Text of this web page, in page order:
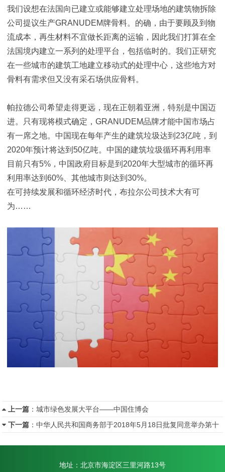
我们设想在法国向已建立或能够建立处理场地的建筑物拆除
公司提议生产GRANUDEM牌骨料。的确，由于要顾及到物
流成本，再生材料不宜做长距离的运输，因此我们打算在全
法国境内建立一系列的处理平台，包括临时的。我们正研究
在一些城市的建筑工地建立移动式的处理中心，这些地方对
骨料有需求但又没有采石场供应骨料。
帕拉德公司希望走得更远，现在正朝着亚洲，特别是中国迈
进。只有现将模式确定，GRANUDEM品牌才能中国市场占
有一席之地。中国现在每年产生的建筑垃圾达到23亿吨，到
2020年预计将达到50亿吨。中国的建筑垃圾循环再利用率
目前只有5%，中国政府目标是到2020年大型城市的循环再
利用率达到60%、其他城市则达到30%。
在可持续发展和循环经济时代，布拉尔公司技术大有可
为……
上一篇 ：城市绿色发展大平台——中国住博会
下一篇 ：中华人民共和国商务部于2018年5月18日批复同意举办第十
地址：北京市海淀区三里河路13号